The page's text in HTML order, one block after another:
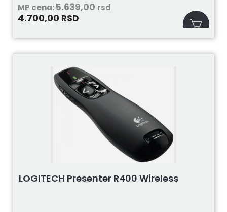
MP cena:5.639,00 rsd
4.700,00 RSD
LOGITECH Presenter R400 Wireless